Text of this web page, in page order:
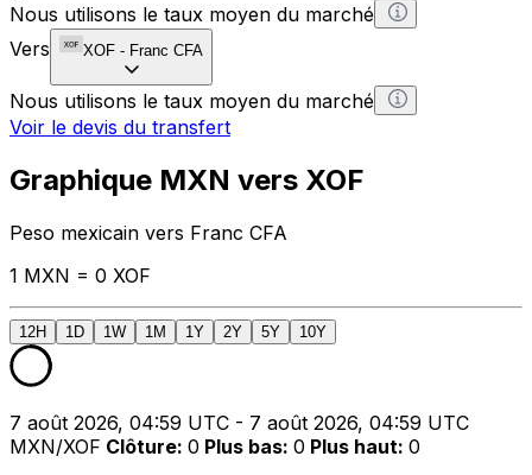
Nous utilisons le taux moyen du marché
Vers
XOF - Franc CFA
Nous utilisons le taux moyen du marché
Voir le devis du transfert
Graphique MXN vers XOF
Peso mexicain vers Franc CFA
1 MXN = 0 XOF
12H 1D 1W 1M 1Y 2Y 5Y 10Y
7 août 2026, 04:59 UTC - 7 août 2026, 04:59 UTC
MXN/XOF Clôture: 0 Plus bas: 0 Plus haut: 0